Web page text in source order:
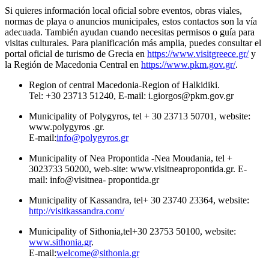
Si quieres información local oficial sobre eventos, obras viales,
normas de playa o anuncios municipales, estos contactos son la vía
adecuada. También ayudan cuando necesitas permisos o guía para
visitas culturales. Para planificación más amplia, puedes consultar el
portal oficial de turismo de Grecia en https://www.visitgreece.gr/y
la Región de Macedonia Central en https://www.pkm.gov.gr/.
Region of central Macedonia-Region of Halkidiki.
Tel: +30 23713 51240, E-mail: i.giorgos@pkm.gov.gr
Municipality of Polygyros, tel + 30 23713 50701, website:
www.polygyros .gr.
E-mail:info@polygyros.gr
Municipality of Nea Propontida -Nea Moudania, tel +
3023733 50200, web-site: www.visitneapropontida.gr. E-
mail: info@visitnea- propontida.gr
Municipality of Kassandra, tel+ 30 23740 23364, website:
http://visitkassandra.com/
Municipality of Sithonia,tel+30 23753 50100, website:
www.sithonia.gr.
E-mail:welcome@sithonia.gr